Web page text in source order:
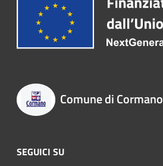
Comune di Cormano
SEGUICI SU